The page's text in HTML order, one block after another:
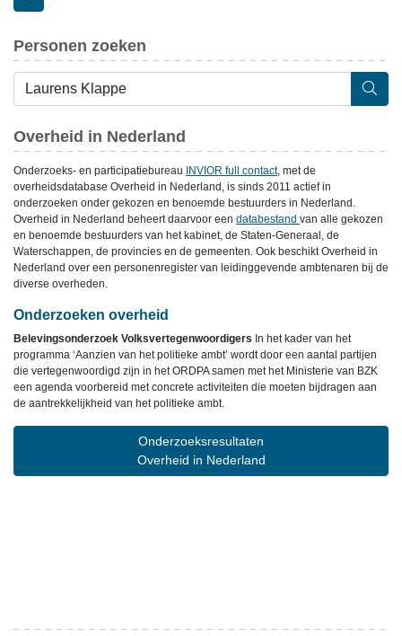
Personen zoeken
Overheid in Nederland
Onderzoeks- en participatiebureau INVIOR full contact, met de
overheidsdatabase Overheid in Nederland, is sinds 2011 actief in
onderzoeken onder gekozen en benoemde bestuurders in Nederland.
Overheid in Nederland beheert daarvoor een databestand van alle gekozen
en benoemde bestuurders van het kabinet, de Staten-Generaal, de
Waterschappen, de provincies en de gemeenten. Ook beschikt Overheid in
Nederland over een personenregister van leidinggevende ambtenaren bij de
diverse overheden.
Onderzoeken overheid
Belevingsonderzoek Volksvertegenwoordigers In het kader van het
programma ‘Aanzien van het politieke ambt’ wordt door een aantal partijen
die vertegenwoordigd zijn in het ORDPA samen met het Ministerie van BZK
een agenda voorbereid met concrete activiteiten die moeten bijdragen aan
de aantrekkelijkheid van het politieke ambt.
Onderzoeksresultaten
Overheid in Nederland